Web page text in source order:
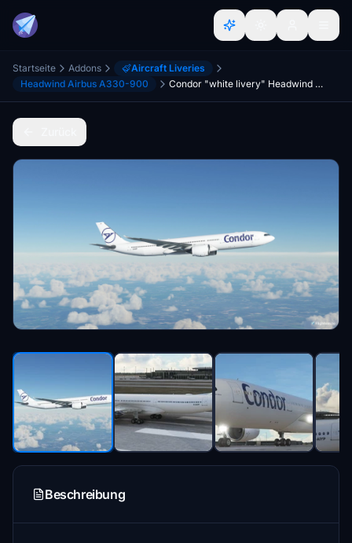
Startseite Addons
Aircraft Liveries
Headwind Airbus A330-900
Condor "white livery" Headwind A330-900
Beschreibung